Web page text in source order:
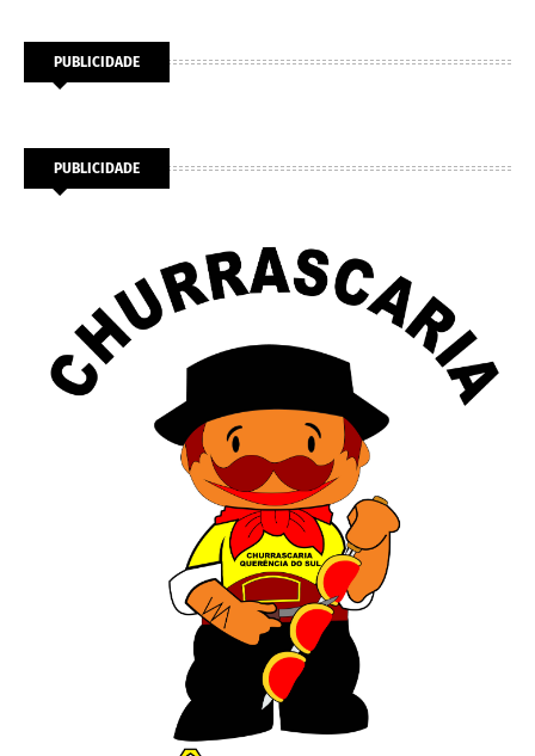
PUBLICIDADE
PUBLICIDADE